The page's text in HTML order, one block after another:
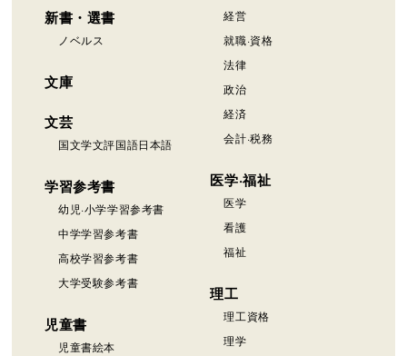
新書・選書
ノベルス
文庫
文芸
国文学文評国語日本語
学習参考書
幼児·小学学習参考書
中学学習参考書
高校学習参考書
大学受験参考書
児童書
児童書絵本
経営
就職·資格
法律
政治
経済
会計·税務
医学·福祉
医学
看護
福祉
理工
理工資格
理学